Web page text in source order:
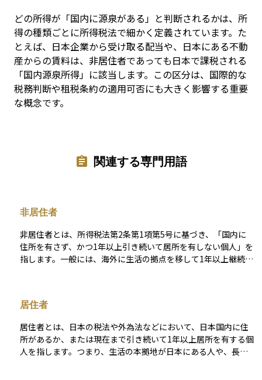
どの所得が「国内に源泉がある」と判断されるかは、所
得の種類ごとに所得税法で細かく定義されています。た
とえば、日本企業から受け取る配当や、日本にある不動
産からの賃料は、非居住者であっても日本で課税される
「国内源泉所得」に該当します。この区分は、国際的な
税務判断や租税条約の適用可否にも大きく影響する重要
な概念です。
関連する専門用語
非居住者
非居住者とは、所得税法第2条第1項第5号に基づき、「国内に
住所を有さず、かつ1年以上引き続いて居所を有しない個人」を
指します。一般には、海外に生活の拠点を移して1年以上継続し
て「国内源泉所得」のみ課税権を持ちます。たとえば、日本国
内勤務に対応する給与や賞与は国内源泉所得とされ、15.315％
の税率で源泉徴収されます。非居住者は住民税や累進課税の対
象外であるため、金額にかかわらずこの定率で課税が完結し、
原則として確定申告も不要です。 この仕組みを活用すれば、高
居住者
居住者とは、日本の税法や外為法などにおいて、日本国内に住
所があるか、または現在まで引き続いて1年以上居所を有する個
人を指します。つまり、生活の本拠地が日本にある人や、長期